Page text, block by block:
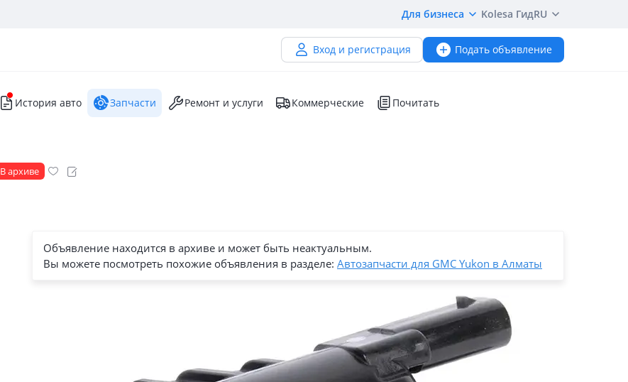
Для бизнеса Kolesa ГидRU
Вход и регистрация Подать объявление
История авто Запчасти Ремонт и услуги Коммерческие Почитать
В архиве
Объявление находится в архиве и может быть неактуальным.
Вы можете посмотреть похожие объявления в разделе: Автозапчасти для GMC Yukon в Алматы